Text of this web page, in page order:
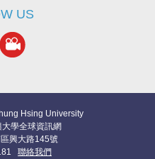
US
Hsing University
學全球資訊網
興大路145號
聯絡我們